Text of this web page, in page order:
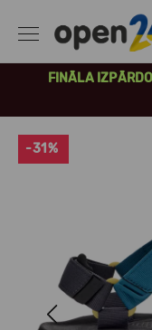
FINĀLA
Previous
-31%